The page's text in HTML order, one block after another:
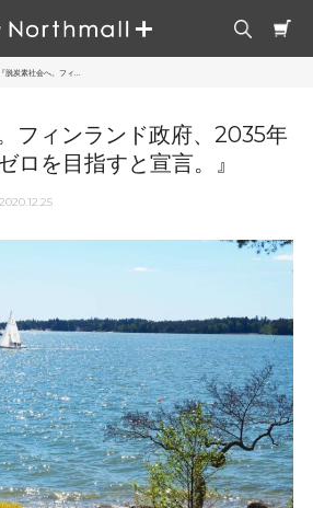
『脱炭素社会へ。フィ...
フィンランド政府、2035年
ロを目指すと宣言。』
2020.12.25